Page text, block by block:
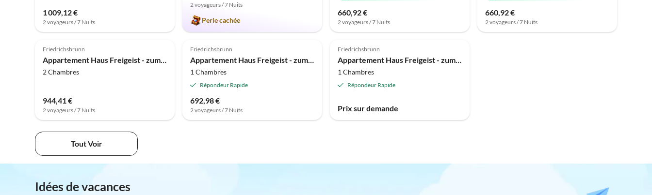
1 009,12 €
2 voyageurs / 7 Nuits
2 voyageurs / 7 Nuits
Perle cachée
660,92 €
2 voyageurs / 7 Nuits
660,92 €
2 voyageurs / 7 Nuits
Friedrichsbrunn
Appartement Haus Freigeist - zum Ortsblick
2 Chambres
944,41 €
2 voyageurs / 7 Nuits
Friedrichsbrunn
Appartement Haus Freigeist - zum Gartenblick
1 Chambres
Répondeur Rapide
692,98 €
2 voyageurs / 7 Nuits
Friedrichsbrunn
Appartement Haus Freigeist - zum Wanderer
1 Chambres
Répondeur Rapide
Prix sur demande
Tout Voir
Idées de vacances